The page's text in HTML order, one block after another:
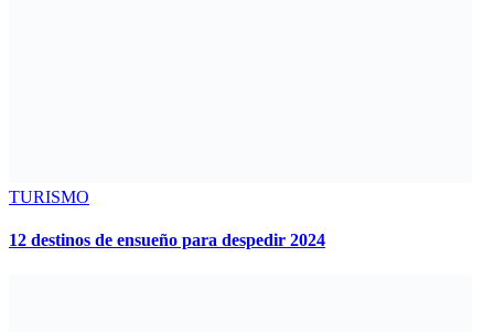
TURISMO
12 destinos de ensueño para despedir 2024